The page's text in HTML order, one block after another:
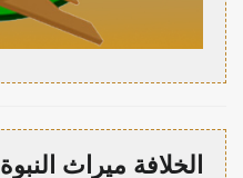
الخلافة ميراث النبوة